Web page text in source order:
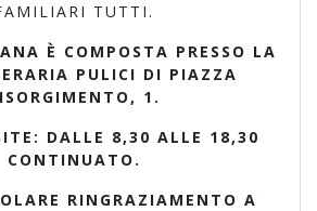
TUTTI.
È COMPOSTA PRESSO LA
PULICI DI PIAZZA
1.
DALLE 8,30 ALLE 18,30
CONTINUATO.
RINGRAZIAMENTO A